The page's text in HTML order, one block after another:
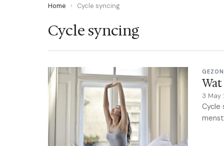
Home › Cycle syncing
Cycle syncing
3 May
Cycle